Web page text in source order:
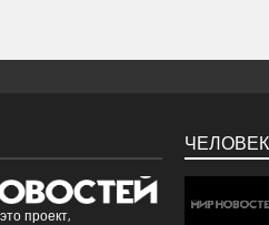
проект,